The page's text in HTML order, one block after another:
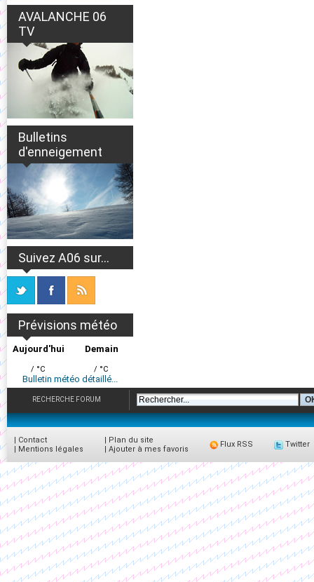
AVALANCHE 06
TV
Bulletins
d'enneigement
Suivez A06 sur...
Prévisions météo
Aujourd'hui
/ °C
Demain
/ °C
Bulletin météo détaillé...
RECHERCHE FORUM
| Contact
| Mentions légales
| Plan du site
| Ajouter à mes favoris
Flux RSS Twitter